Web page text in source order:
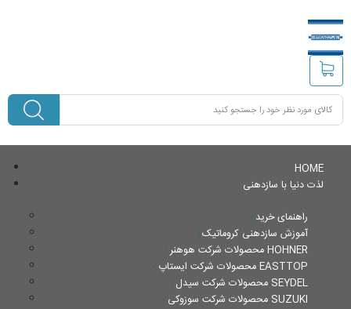
HOME
لذت دنیا با سازدهنی
راهنمای خرید
آموزش سازدهنی کروماتیک
محصولات شرکت هوهنر HOHNER
محصولات شرکت ایستاپ EASTTOP
محصولات شرکت سیدل SEYDEL
محصولات شرکت سوزوکی SUZUKI